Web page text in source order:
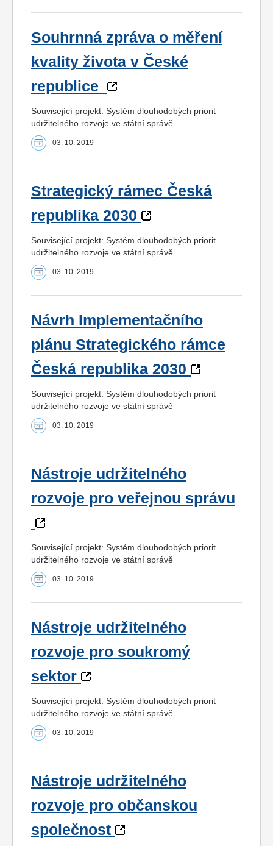
Souhrnná zpráva o měření
kvality života v České
republice
Související projekt: Systém dlouhodobých priorit
udržitelného rozvoje ve státní správě
03. 10. 2019
Strategický rámec Česká
republika 2030
Související projekt: Systém dlouhodobých priorit
udržitelného rozvoje ve státní správě
03. 10. 2019
Návrh Implementačního
plánu Strategického rámce
Česká republika 2030
Související projekt: Systém dlouhodobých priorit
udržitelného rozvoje ve státní správě
03. 10. 2019
Nástroje udržitelného
rozvoje pro veřejnou správu
Související projekt: Systém dlouhodobých priorit
udržitelného rozvoje ve státní správě
03. 10. 2019
Nástroje udržitelného
rozvoje pro soukromý
sektor
Související projekt: Systém dlouhodobých priorit
udržitelného rozvoje ve státní správě
03. 10. 2019
Nástroje udržitelného
rozvoje pro občanskou
společnost